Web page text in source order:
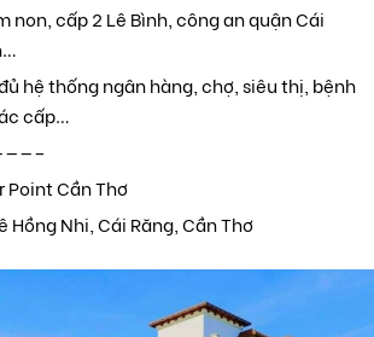
non, cấp 2 Lê Bình, công an quận Cái
hệ thống ngân hàng, chợ, siêu thị, bệnh
cấp…
Point Cần Thơ
Nhi, Cái Răng, Cần Thơ